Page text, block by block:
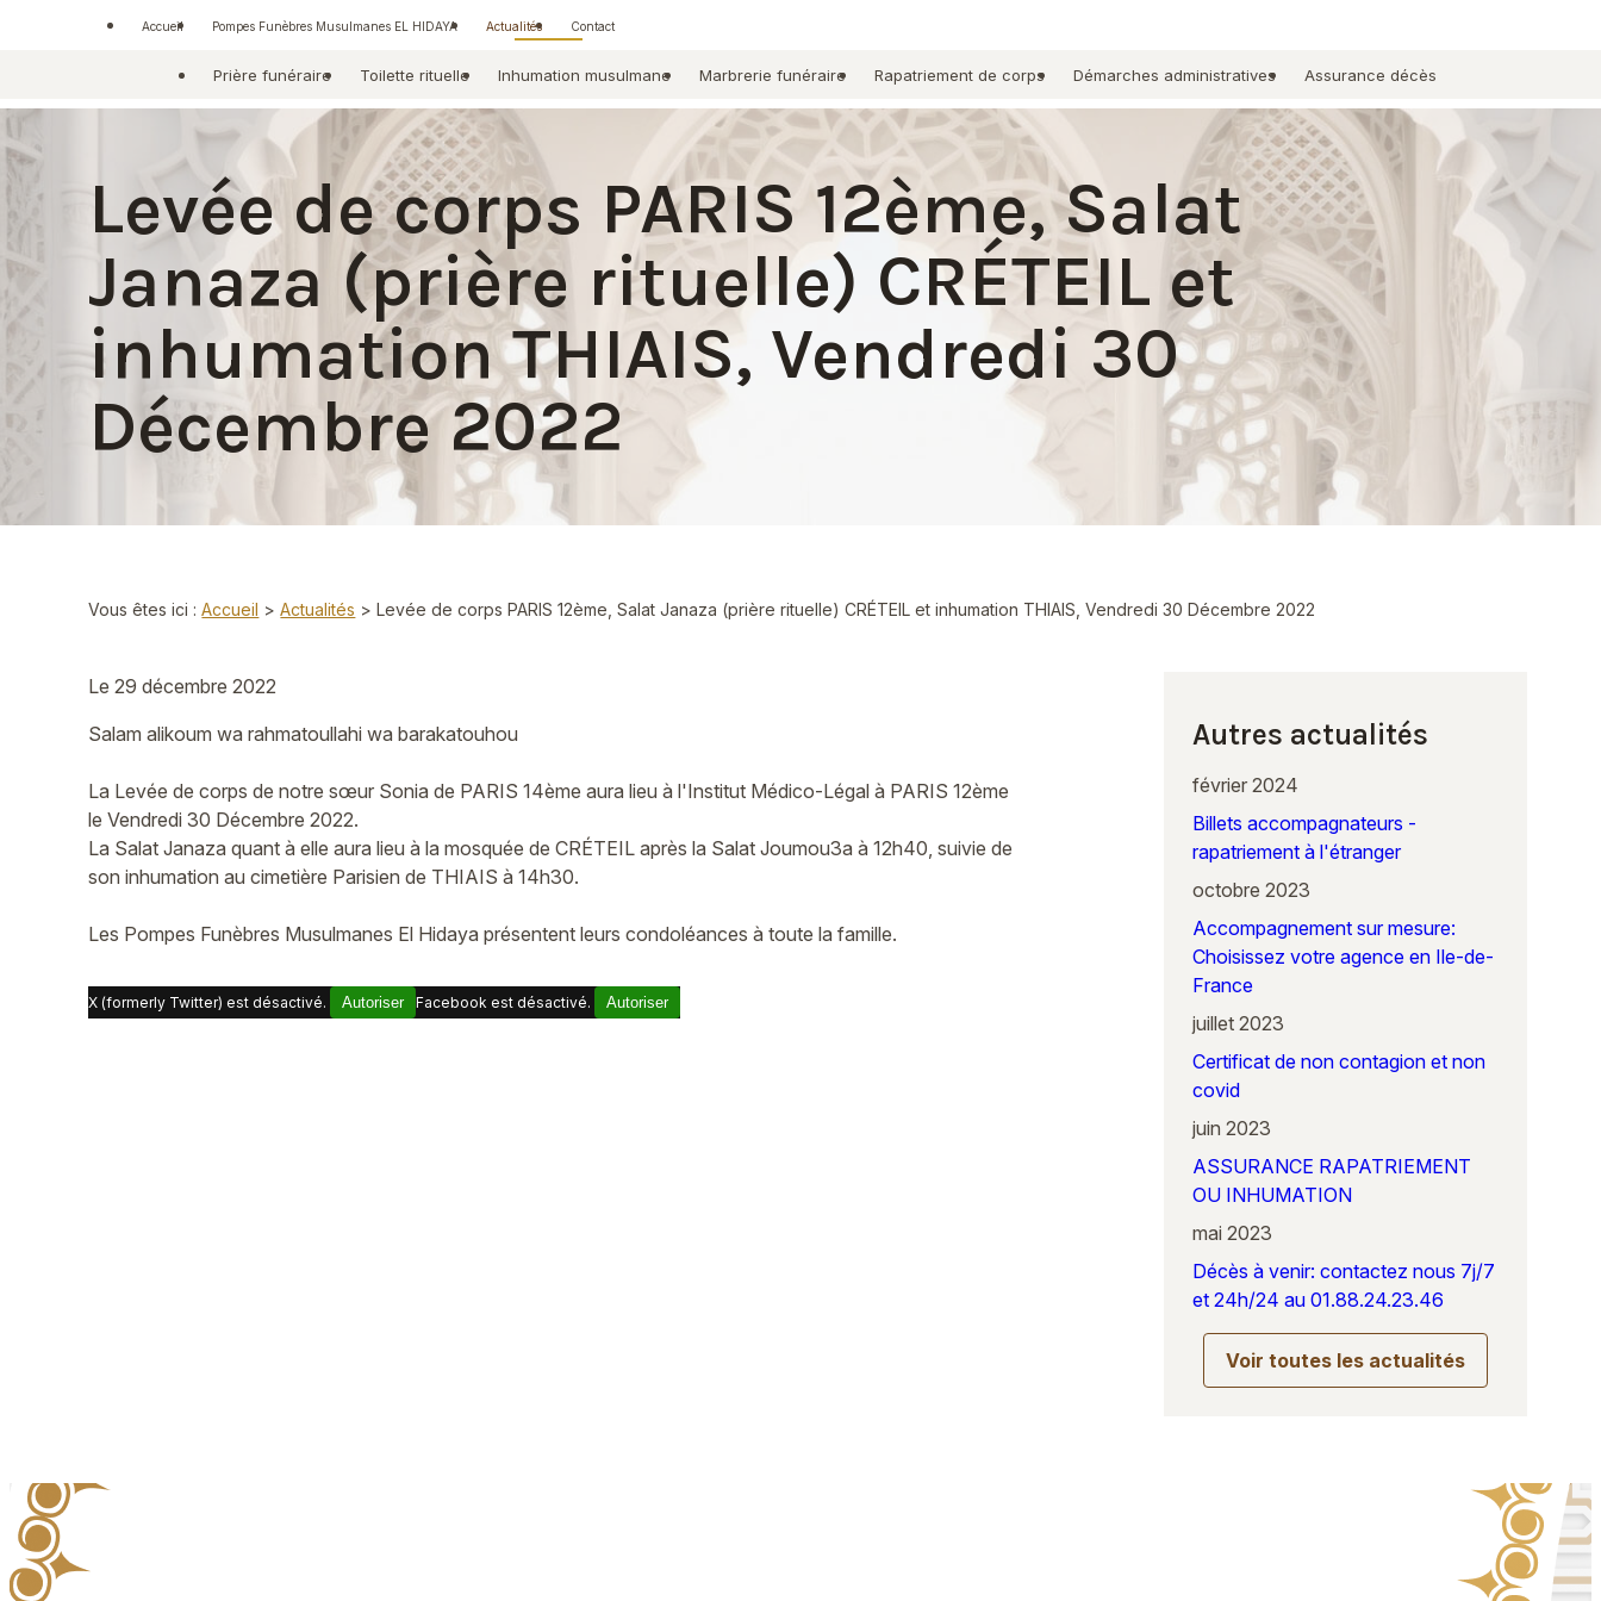
Accueil Pompes Funèbres Musulmanes EL HIDAYA Actualités Contact
Prière funéraire Toilette rituelle Inhumation musulmane Marbrerie funéraire Rapatriement de corps Démarches administratives Assurance décès
Levée de corps PARIS 12ème, Salat
Janaza (prière rituelle) CRÉTEIL et
inhumation THIAIS, Vendredi 30
Décembre 2022
Vous êtes ici : Accueil >Actualités > Levée de corps PARIS 12ème, Salat Janaza (prière rituelle) CRÉTEIL et inhumation THIAIS, Vendredi 30 Décembre 2022
Le29 décembre 2022
Salam alikoum wa rahmatoullahi wa barakatouhou
La Levée de corps de notre sœur Sonia de PARIS 14ème aura lieu à l'Institut Médico-Légal à PARIS 12ème
le Vendredi 30 Décembre 2022.
La Salat Janaza quant à elle aura lieu à la mosquée de CRÉTEIL après la Salat Joumou3a à 12h40, suivie de
son inhumation au cimetière Parisien de THIAIS à 14h30.
Les Pompes Funèbres Musulmanes El Hidaya présentent leurs condoléances à toute la famille.
X (formerly Twitter) est désactivé. Autoriser Facebook est désactivé. Autoriser
Autres actualités
février 2024
Billets accompagnateurs -
rapatriement à l'étranger
octobre 2023
Accompagnement sur mesure:
Choisissez votre agence en Ile-de-
France
juillet 2023
Certificat de non contagion et non
covid
juin 2023
ASSURANCE RAPATRIEMENT
OU INHUMATION
mai 2023
Décès à venir: contactez nous 7j/7
et 24h/24 au 01.88.24.23.46
Voir toutes les actualités